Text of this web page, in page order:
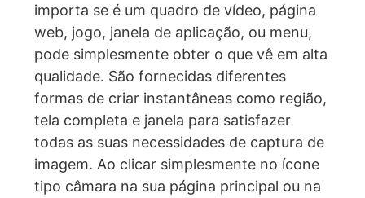
importa se é um quadro de vídeo, página
web, jogo, janela de aplicação, ou menu,
pode simplesmente obter o que vê em alta
qualidade. São fornecidas diferentes
formas de criar instantâneas como região,
tela completa e janela para satisfazer
todas as suas necessidades de captura de
imagem. Ao clicar simplesmente no ícone
tipo câmara na sua página principal ou na